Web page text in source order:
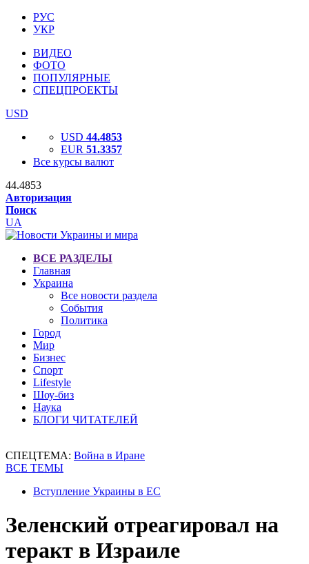
РУС
УКР
ВИДЕО
ФОТО
ПОПУЛЯРНЫЕ
СПЕЦПРОЕКТЫ
USD
USD 44.4853
EUR 51.3357
Все курсы валют
44.4853
Авторизация
Поиск
UA
ВСЕ РАЗДЕЛЫ
Главная
Украина
Все новости раздела
События
Политика
Город
Мир
Бизнес
Спорт
Lifestyle
Шоу-биз
Наука
БЛОГИ ЧИТАТЕЛЕЙ
СПЕЦТЕМА: Война в Иране
ВСЕ ТЕМЫ
Вступление Украины в ЕС
Зеленский отреагировал на
теракт в Израиле